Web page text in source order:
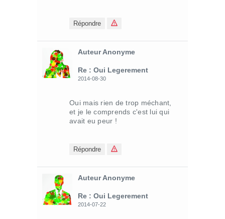
Répondre
Auteur Anonyme
Re : Oui Legerement
2014-08-30
Oui mais rien de trop méchant,
et je le comprends c'est lui qui
avait eu peur !
Répondre
Auteur Anonyme
Re : Oui Legerement
2014-07-22